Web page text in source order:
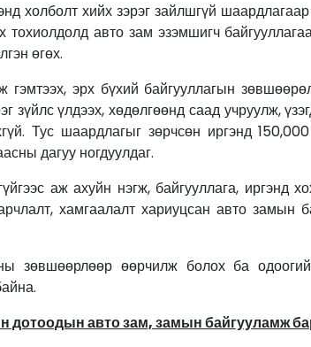
хийх зэрэг зайлшгүй шаардлагаар
тохиолдолд авто зам эзэмшигч
өгөх.
эрх бүхий байгууллагын
зүйлс үлдээх, хөдөлгөөнд саад учруулж,
Тус шаардлагыг зөрчсөн иргэнд 150,000
дагуу ногдуулдаг.
аж ахуйн нэгж, байгууллага, иргэнд
хамгаалалт хариуцсан авто замын
зөвшөөрлөөр өөрчилж болох ба
дотоодын авто зам, замын байгууламж